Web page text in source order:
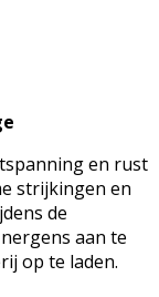
en rust
strijkingen en
de
aan te
op te laden.